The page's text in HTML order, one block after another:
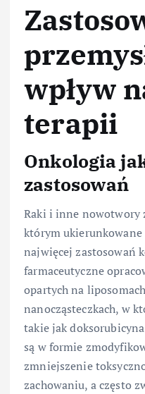
wpływ
terapii
Onkologia
zastosowań
Raki i inne nowotwory
którym
najwięcej zastosowań
farmaceutyczne
opartych na
nanocząsteczkach, w
takie jak
są w formie
zmniejszenie
zachowaniu, a często